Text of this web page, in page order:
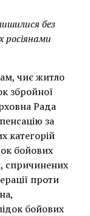
без
чиє житло
збройної
Рада
за
категорій
бойових
спричинених
проти
бойових